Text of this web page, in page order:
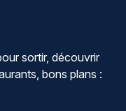
sortir, découvrir
bons plans :